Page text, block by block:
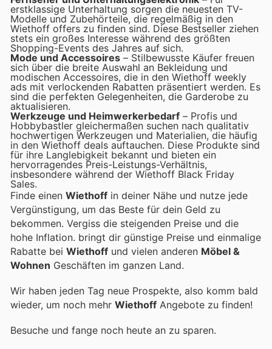
erstklassige Unterhaltung sorgen die neuesten TV-
Modelle und Zubehörteile, die regelmäßig in den
Wiethoff offers zu finden sind. Diese Bestseller ziehen
stets ein großes Interesse während des größten
Shopping-Events des Jahres auf sich.
Mode und Accessoires – Stilbewusste Käufer freuen
sich über die breite Auswahl an Bekleidung und
modischen Accessoires, die in den Wiethoff weekly
ads mit verlockenden Rabatten präsentiert werden. Es
sind die perfekten Gelegenheiten, die Garderobe zu
aktualisieren.
Werkzeuge und Heimwerkerbedarf – Profis und
Hobbybastler gleichermaßen suchen nach qualitativ
hochwertigen Werkzeugen und Materialien, die häufig
in den Wiethoff deals auftauchen. Diese Produkte sind
für ihre Langlebigkeit bekannt und bieten ein
hervorragendes Preis-Leistungs-Verhältnis,
insbesondere während der Wiethoff Black Friday
Sales.
Finde einen Wiethoff in deiner Nähe und nutze jede
Vergünstigung, um das Beste für dein Geld zu
bekommen. Vergiss die steigenden Preise und die
hohe Inflation. bringt dir günstige Preise und einmalige
Rabatte bei Wiethoff und vielen anderen Möbel &
Wohnen Geschäften im ganzen Land.
Wir haben jeden Tag neue Prospekte, also komm bald
wieder, um noch mehr Wiethoff Angebote zu finden!
Besuche und fange noch heute an zu sparen.